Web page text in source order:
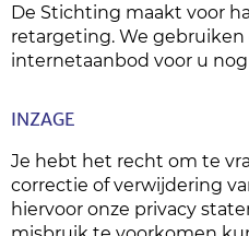
De Stichting maakt voor
retargeting. We
internetaanbod voor u
INZAGE
Je hebt het recht om te
correctie of verwijdering
hiervoor onze privacy